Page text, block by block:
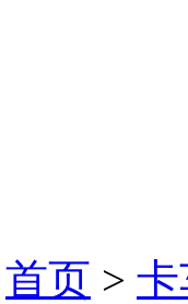
首页 >